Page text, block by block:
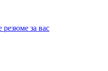
резюме за вас